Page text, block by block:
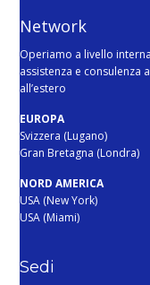
Network
Operiamo a livello
assistenza e consulenza
all’estero
EUROPA
Svizzera (Lugano)
Gran Bretagna (Londra)
NORD AMERICA
USA (New York)
USA (Miami)
Sedi